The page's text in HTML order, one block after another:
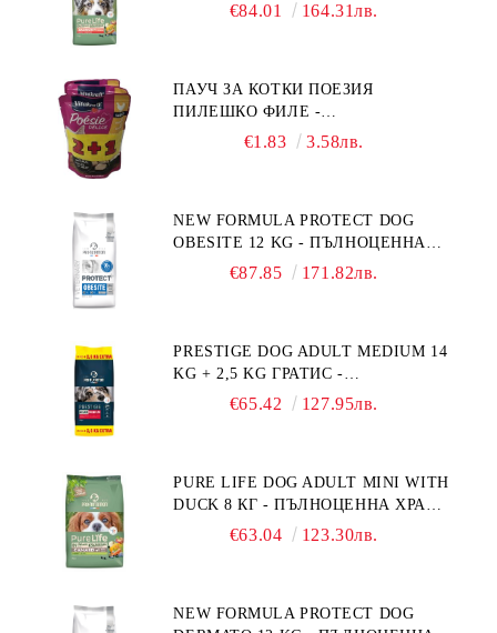
БЕЗ ЗЪРНО, БЕЗ ГЛУТЕН.
ПРОИЗВЕДЕНА ВЪВ ФРАНЦИЯ.
€84.01 164.31лв.
ПАУЧ ЗА КОТКИ ПОЕЗИЯ
ПИЛЕШКО ФИЛЕ -
ПРОМОКОМПЛЕКТ 3 БР.
€1.83 3.58лв.
NEW FORMULA PROTECT DOG
OBESITE 12 KG - ПЪЛНОЦЕННА
ДИЕТИЧНА ХРАНА ЗА КУЧЕТА
"РЕГУЛИРАНЕ НА ВНОСА НА
ГЛЮКОЗА (DIABETES MELLITUS)."
€87.85 171.82лв.
PRESTIGE DOG ADULT MEDIUM 14
KG + 2,5 KG ГРАТИС -
ПЪЛНОЦЕННА ХРАНА ЗА
€65.42 127.95лв.
PURE LIFE DOG ADULT MINI WITH
DUCK 8 КГ - ПЪЛНОЦЕННА ХРАНА
ЗА ПОРАСНАЛИ КУЧЕТА ОТ
ГЛУТЕН. ПРОИЗВЕДЕНА ВЪВ
€63.04 123.30лв.
NEW FORMULA PROTECT DOG